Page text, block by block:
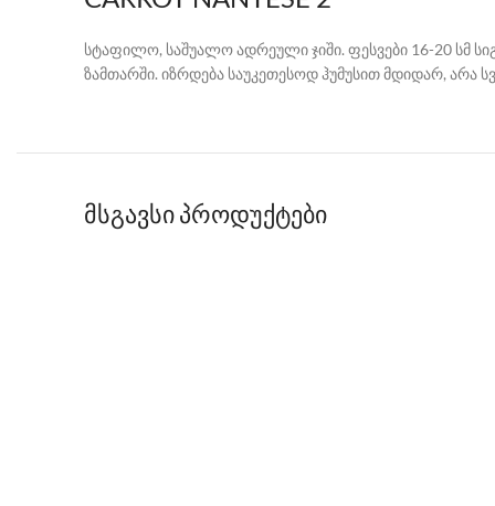
სტაფილო, საშუალო ადრეული ჯიში. ფესვები 16-20 სმ
ზამთარში. იზრდება საუკეთესოდ ჰუმუსით მდიდარ, არა
მსგავსი პროდუქტები